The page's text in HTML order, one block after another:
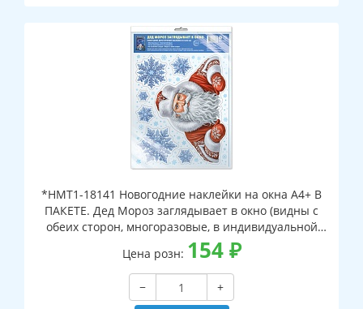
*НМТ1-18141 Новогодние наклейки на окна А4+ В
ПАКЕТЕ. Дед Мороз заглядывает в окно (видны с
обеих сторон, многоразовые, в индивидуальной
упаковке, с европодвесом и клеевым клапаном)
Цена розн: 154₽
−
+